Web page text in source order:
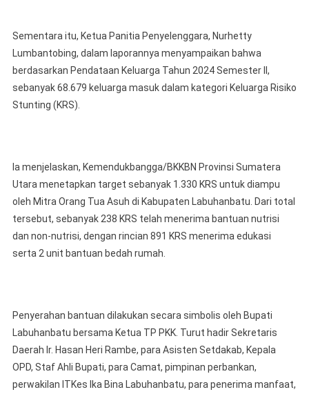
Sementara itu, Ketua Panitia Penyelenggara, Nurhetty
Lumbantobing, dalam laporannya menyampaikan bahwa
berdasarkan Pendataan Keluarga Tahun 2024 Semester II,
sebanyak 68.679 keluarga masuk dalam kategori Keluarga Risiko
Stunting (KRS).
Ia menjelaskan, Kemendukbangga/BKKBN Provinsi Sumatera
Utara menetapkan target sebanyak 1.330 KRS untuk diampu
oleh Mitra Orang Tua Asuh di Kabupaten Labuhanbatu. Dari total
tersebut, sebanyak 238 KRS telah menerima bantuan nutrisi
dan non-nutrisi, dengan rincian 891 KRS menerima edukasi
serta 2 unit bantuan bedah rumah.
Penyerahan bantuan dilakukan secara simbolis oleh Bupati
Labuhanbatu bersama Ketua TP PKK. Turut hadir Sekretaris
Daerah Ir. Hasan Heri Rambe, para Asisten Setdakab, Kepala
OPD, Staf Ahli Bupati, para Camat, pimpinan perbankan,
perwakilan ITKes Ika Bina Labuhanbatu, para penerima manfaat,